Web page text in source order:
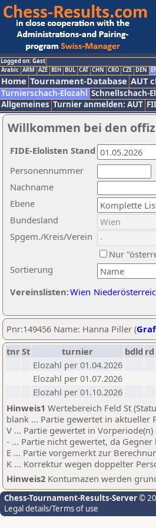
Logged on: Gast
Arabic ARM AZE BIH BUL CAT CHN CRO CZE DEN
Home Tournament-Database AUT
Turnierschach-Elozahl Schnellschach-
Allgemeines Turnier anmelden: AUT
Willkommen bei den
Nachname
Ebene
Sortierung
Personennummer
Bundesland
Spgem./Kreis/Verein
Nur
Vereinslisten:Wien
FIDE-Elolisten Stand
Pnr:149456 Name: Hanna Piller (
tnrSt turnier bdld rd
Elozahl per 01.04.2026
Elozahl per 01.07.2026
Elozahl per 01.10.2026
Hinweis1 Wertebereich Feld St
blank ... Partie gewertet in aktueller
V ... Partie gewertet in
- ... Partie nicht gewertet, da Gegner
E ... Partie vorgemerkt zur
K ... Korrektur wegen doppelter
Hinweis2 Kontumazen werden
Chess-Tournament-Results-Server©
Legal details/Terms of use